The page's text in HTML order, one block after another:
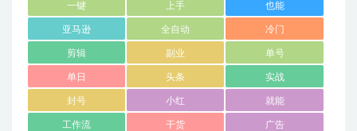
一键 上手 也能
亚马逊 全自动 冷门
剪辑 副业 单号
单日 头条 实战
封号 小红 就能
工作流 干货 广告